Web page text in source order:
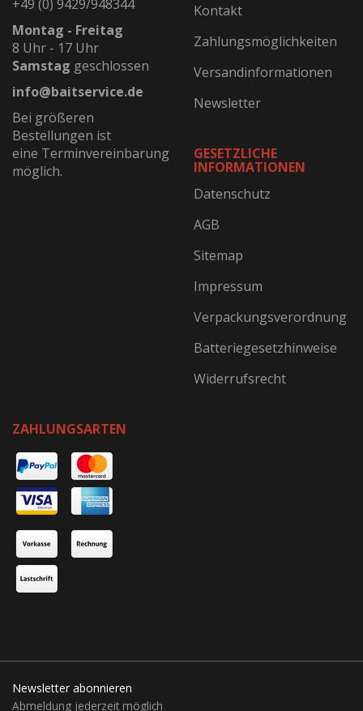
+49 (0) 9429/948344
Montag - Freitag
8 Uhr - 17 Uhr
Samstag geschlossen
info@baitservice.de
Bei größeren
Bestellungen ist
eine Terminvereinbarung
möglich.
Kontakt
Zahlungsmöglichkeiten
Versandinformationen
Newsletter
GESETZLICHE
INFORMATIONEN
Datenschutz
AGB
Sitemap
Impressum
Verpackungsverordnung
Batteriegesetzhinweise
Widerrufsrecht
ZAHLUNGSARTEN
Newsletter abonnieren
Abmeldung jederzeit möglich